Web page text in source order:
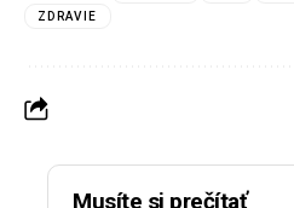
ZDRAVIE
Musíte si prečítať